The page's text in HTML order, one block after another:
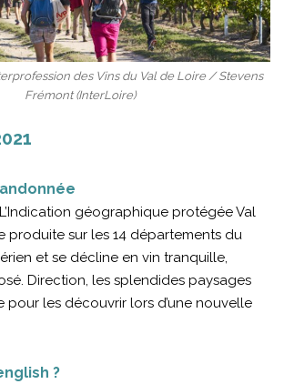
des Vins du Val de Loire / Stevens
Frémont (InterLoire)
géographique protégée Val
produite sur les 14 départements du
et se décline en vin tranquille,
Direction, les splendides paysages
pour les découvrir lors d’une nouvelle
?